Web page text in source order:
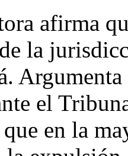
afirma
la
el
en la